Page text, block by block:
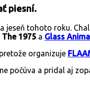
piesní.
tohoto roku.
The 1975 a Glass
organizuje
počúva a pridal aj